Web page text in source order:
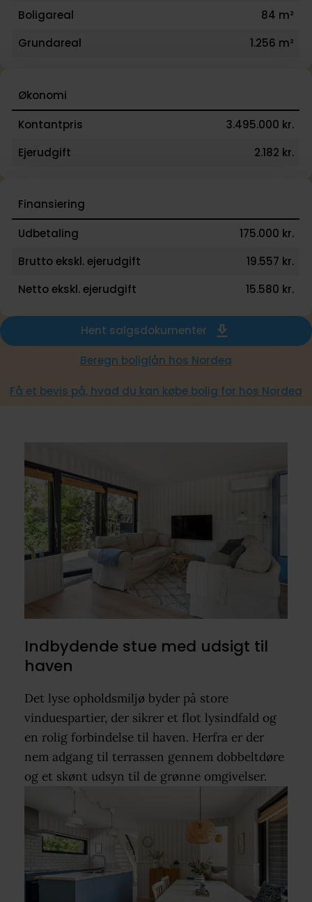
Boligareal
84 m²
Grundareal
1.256 m²
Økonomi
Kontantpris
3.495.000 kr.
Ejerudgift
2.182 kr.
Finansiering
Udbetaling
175.000 kr.
Brutto ekskl. ejerudgift
19.557 kr.
Netto ekskl. ejerudgift
15.580 kr.
Hent salgsdokumenter
Beregn boliglån hos Nordea
Få et bevis på, hvad du kan købe bolig for hos Nordea
Indbydende stue med udsigt til
haven
Det lyse opholdsmiljø byder på store
vinduespartier, der sikrer et flot lysindfald og
en rolig forbindelse til haven. Herfra er der
nem adgang til terrassen gennem dobbeltdøre
og et skønt udsyn til de grønne omgivelser.